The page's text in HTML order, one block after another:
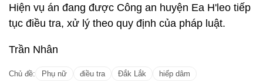
Hiện vụ án đang được Công an huyện Ea H'leo tiếp
tục điều tra, xử lý theo quy định của pháp luật.
Trần Nhân
Chủ đề: Phụ nữ điều tra Đắk Lắk hiếp dâm